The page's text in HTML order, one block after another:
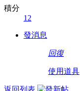
積分
12
發消息
回復
使用道具